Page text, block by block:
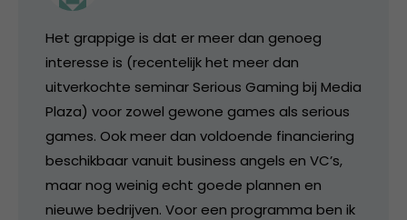
Het grappige is dat er meer dan genoeg
interesse is (recentelijk het meer dan
uitverkochte seminar Serious Gaming bij Media
Plaza) voor zowel gewone games als serious
games. Ook meer dan voldoende financiering
beschikbaar vanuit business angels en VC’s,
maar nog weinig echt goede plannen en
nieuwe bedrijven. Voor een programma ben ik